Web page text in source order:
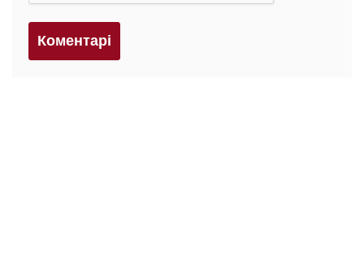
Коментарi